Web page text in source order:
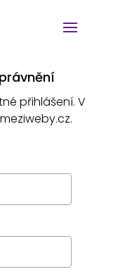
přihlášení. V